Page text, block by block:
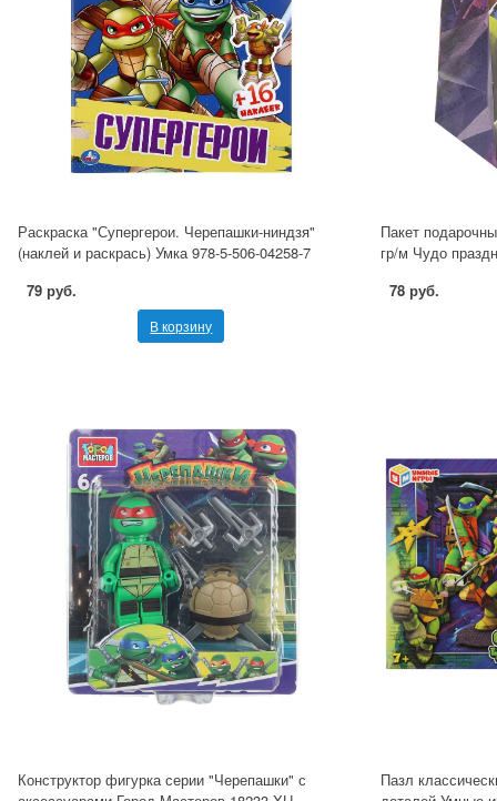
Раскраска "Супергерои. Черепашки-ниндзя"
(наклей и раскрась) Умка 978-5-506-04258-7
79 руб.
В корзину
Пакет
гр/м Чудо
78 руб.
Конструктор фигурка серии "Черепашки" с
Пазл